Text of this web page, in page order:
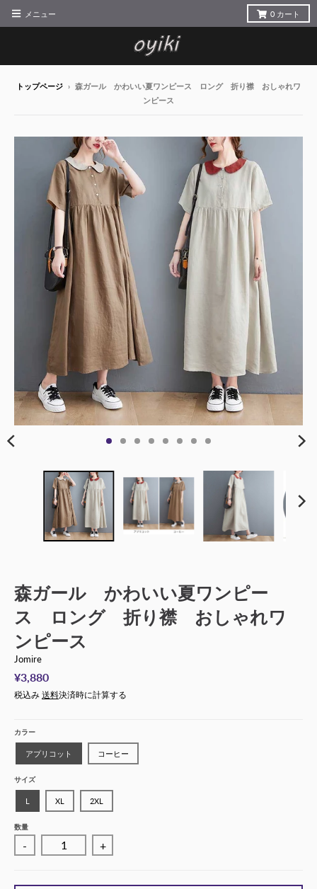
メニュー 0 カート
トップページ › 森ガール かわいい夏ワンピース ロング 折り襟 おしゃれワ
ンピース
森ガール かわいい夏ワンピー
ス ロング 折り襟 おしゃれワ
ンピース
Jomire
¥3,880
税込み 送料決済時に計算する
カラー
アプリコット コーヒー
サイズ
L XL 2XL
数量
- +